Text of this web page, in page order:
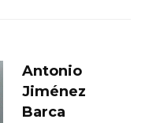
Antonio
Jiménez
Barca